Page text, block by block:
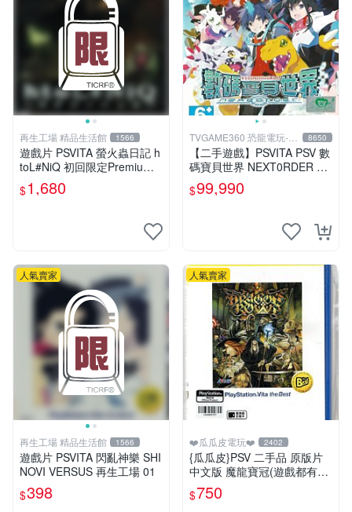
再生工場 精品生活館 1566
遊戲片 PSVITA 螢火蟲日記 h
toL#NiQ 初回限定Premium
版 再生工場 01
$1,680
TVGAME360 恐龍電玩-台
中店
8650
【二手遊戲】PSVITA PSV 數
碼寶貝世界 NEXT0RDER DI
GIMONWORLD 中文版【台
中恐龍電玩】
$99,990
人氣賣家
再生工場 精品生活館 1566
遊戲片 PSVITA 閃亂神樂 SHI
NOVI VERSUS 再生工場 01
$398
人氣賣家
❤️瓜瓜皮電玩❤️ 2402
{瓜瓜皮}PSV 二手品 原版片
中文版 魔龍寶冠(遊戲都有回
收)
$750